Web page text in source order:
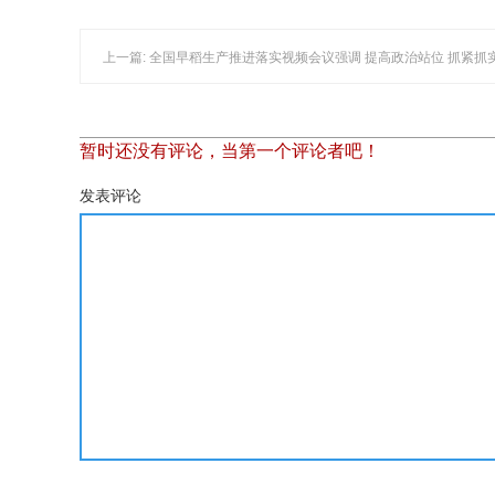
暂时还没有评论，当第一个评论者吧！
发表评论